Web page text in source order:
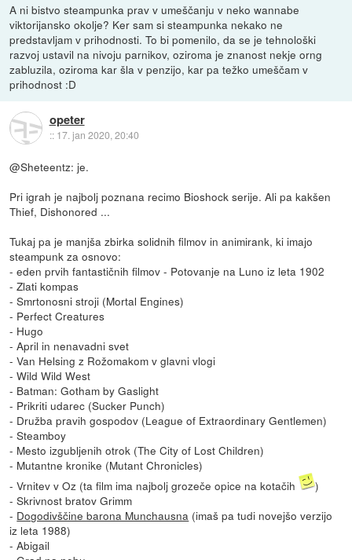
A ni bistvo steampunka prav v umeščanju v neko wannabe
viktorijansko okolje? Ker sam si steampunka nekako ne
predstavljam v prihodnosti. To bi pomenilo, da se je tehnološki
razvoj ustavil na nivoju parnikov, oziroma je znanost nekje orng
zabluzila, oziroma kar šla v penzijo, kar pa težko umeščam v
prihodnost :D
opeter
:: 17. jan 2020, 20:40
@Sheteentz: je.
Pri igrah je najbolj poznana recimo Bioshock serije. Ali pa kakšen
Thief, Dishonored ...
Tukaj pa je manjša zbirka solidnih filmov in animirank, ki imajo
steampunk za osnovo:
- eden prvih fantastičnih filmov - Potovanje na Luno iz leta 1902
- Zlati kompas
- Smrtonosni stroji (Mortal Engines)
- Perfect Creatures
- Hugo
- April in nenavadni svet
- Van Helsing z Rožomakom v glavni vlogi
- Wild Wild West
- Batman: Gotham by Gaslight
- Prikriti udarec (Sucker Punch)
- Družba pravih gospodov (League of Extraordinary Gentlemen)
- Steamboy
- Mesto izgubljenih otrok (The City of Lost Children)
- Mutantne kronike (Mutant Chronicles)
- Vrnitev v Oz (ta film ima najbolj grozeče opice na kotačih
)
- Skrivnost bratov Grimm
- Dogodivščine barona Munchausna (imaš pa tudi novejšo verzijo
iz leta 1988)
- Abigail